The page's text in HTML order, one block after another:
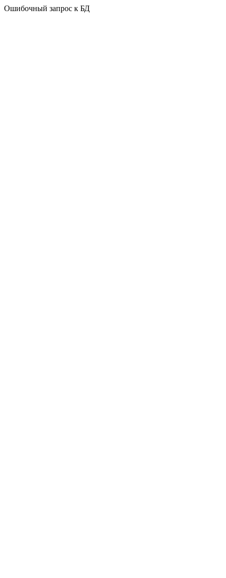
Ошибочный запрос к БД